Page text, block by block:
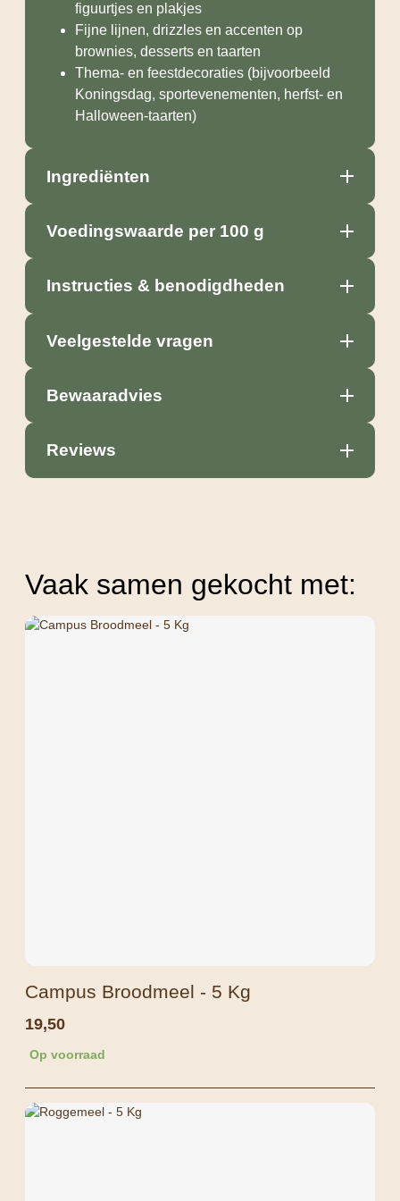
figuurtjes en plakjes
Fijne lijnen, drizzles en accenten op
brownies, desserts en taarten
Thema- en feestdecoraties (bijvoorbeeld
Koningsdag, sportevenementen, herfst- en
Halloween-taarten)
Ingrediënten
Voedingswaarde per 100 g
Instructies & benodigdheden
Veelgestelde vragen
Bewaaradvies
Reviews
Vaak samen gekocht met:
Campus Broodmeel - 5 Kg
19,50
Op voorraad